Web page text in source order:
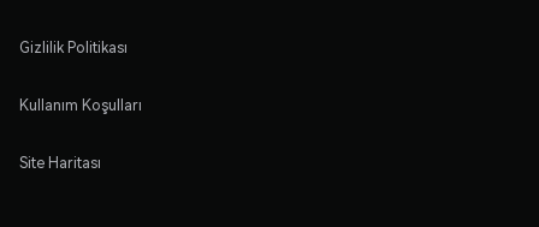
Gizlilik Politikası
Kullanım Koşulları
Site Haritası